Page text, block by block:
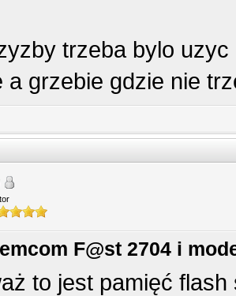
trzeba bylo
a grzebie gdzie nie
F@st 2704 i
to jest pamięć